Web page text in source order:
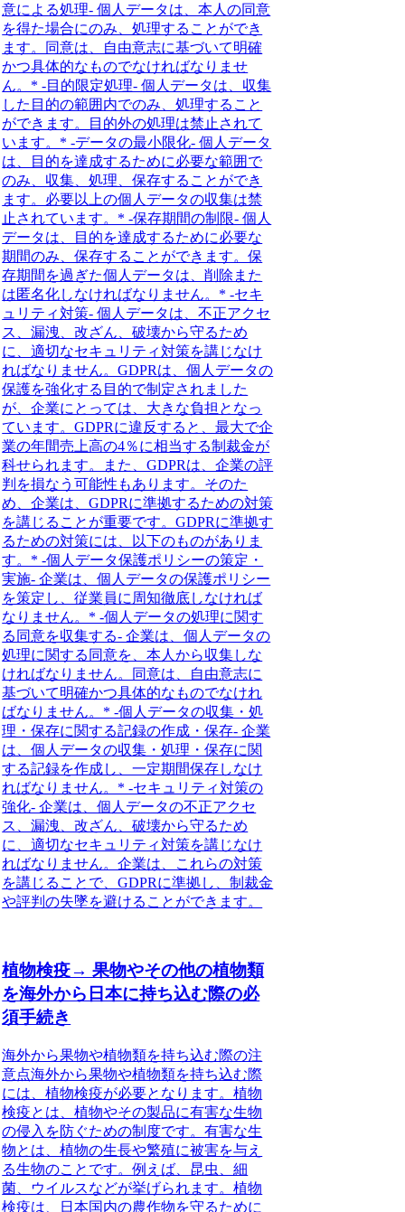
意による処理- 個人データは、本人の同意
を得た場合にのみ、処理することができ
ます。同意は、自由意志に基づいて明確
かつ具体的なものでなければなりませ
ん。* -目的限定処理- 個人データは、収集
した目的の範囲内でのみ、処理すること
ができます。目的外の処理は禁止されて
います。* -データの最小限化- 個人データ
は、目的を達成するために必要な範囲で
のみ、収集、処理、保存することができ
ます。必要以上の個人データの収集は禁
止されています。* -保存期間の制限- 個人
データは、目的を達成するために必要な
期間のみ、保存することができます。保
存期間を過ぎた個人データは、削除また
は匿名化しなければなりません。* -セキ
ュリティ対策- 個人データは、不正アクセ
ス、漏洩、改ざん、破壊から守るため
に、適切なセキュリティ対策を講じなけ
ればなりません。GDPRは、個人データの
保護を強化する目的で制定されました
が、企業にとっては、大きな負担となっ
ています。GDPRに違反すると、最大で企
業の年間売上高の4％に相当する制裁金が
科せられます。また、GDPRは、企業の評
判を損なう可能性もあります。そのた
め、企業は、GDPRに準拠するための対策
を講じることが重要です。GDPRに準拠す
るための対策には、以下のものがありま
す。* -個人データ保護ポリシーの策定・
実施- 企業は、個人データの保護ポリシー
を策定し、従業員に周知徹底しなければ
なりません。* -個人データの処理に関す
る同意を収集する- 企業は、個人データの
処理に関する同意を、本人から収集しな
ければなりません。同意は、自由意志に
基づいて明確かつ具体的なものでなけれ
ばなりません。* -個人データの収集・処
理・保存に関する記録の作成・保存- 企業
は、個人データの収集・処理・保存に関
する記録を作成し、一定期間保存しなけ
ればなりません。* -セキュリティ対策の
強化- 企業は、個人データの不正アクセ
ス、漏洩、改ざん、破壊から守るため
に、適切なセキュリティ対策を講じなけ
ればなりません。企業は、これらの対策
を講じることで、GDPRに準拠し、制裁金
や評判の失墜を避けることができます。
植物検疫→ 果物やその他の植物類
を海外から日本に持ち込む際の必
須手続き
海外から果物や植物類を持ち込む際の注
意点海外から果物や植物類を持ち込む際
には、植物検疫が必要となります。植物
検疫とは、植物やその製品に有害な生物
の侵入を防ぐための制度です。有害な生
物とは、植物の生長や繁殖に被害を与え
る生物のことです。例えば、昆虫、細
菌、ウイルスなどが挙げられます。植物
検疫は、日本国内の農作物を守るために